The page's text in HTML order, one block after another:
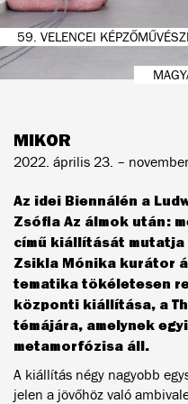
59. VELENCEI
MIKOR
2022. április 23. –
Az idei Biennálén a
Zsófia Az álmok után:
című kiállítását mutatja
Zsikla Mónika kurátor
tematika tökéletesen
központi kiállítása, a
témájára, amelynek
metamorfózisa áll.
A kiállítás négy nagyobb
jelen a jövőhöz való